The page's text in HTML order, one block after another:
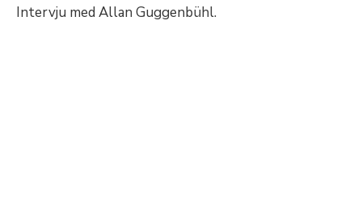
Intervju med Allan Guggenbühl.